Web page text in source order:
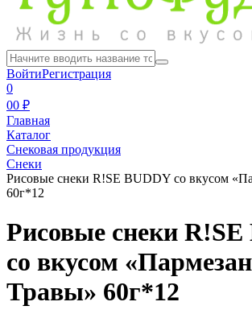
ВойтиРегистрация
0
00 ₽
Главная
Каталог
Снековая продукция
Снеки
Рисовые снеки R!SE BUDDY со вкусом
60г*12
Рисовые снеки
со вкусом
Травы» 60г*12